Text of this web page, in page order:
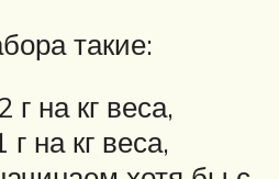
такие:
г на кг веса,
на кг веса,